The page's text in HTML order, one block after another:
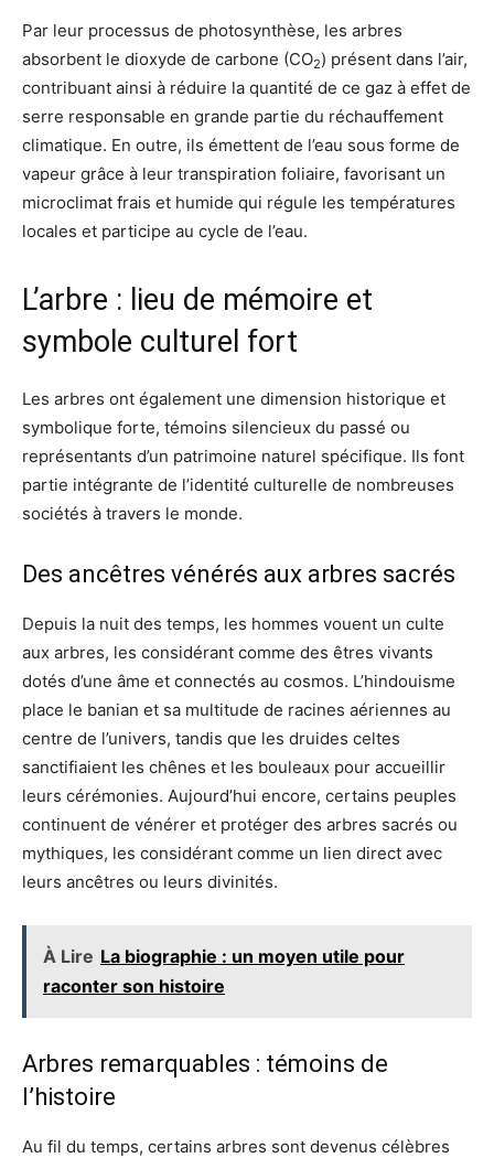
Par leur processus de photosynthèse, les arbres
absorbent le dioxyde de carbone (CO2) présent dans l’air,
contribuant ainsi à réduire la quantité de ce gaz à effet de
serre responsable en grande partie du réchauffement
climatique. En outre, ils émettent de l’eau sous forme de
vapeur grâce à leur transpiration foliaire, favorisant un
microclimat frais et humide qui régule les températures
locales et participe au cycle de l’eau.
L’arbre : lieu de mémoire et
symbole culturel fort
Les arbres ont également une dimension historique et
symbolique forte, témoins silencieux du passé ou
représentants d’un patrimoine naturel spécifique. Ils font
partie intégrante de l’identité culturelle de nombreuses
sociétés à travers le monde.
Des ancêtres vénérés aux arbres sacrés
Depuis la nuit des temps, les hommes vouent un culte
aux arbres, les considérant comme des êtres vivants
dotés d’une âme et connectés au cosmos. L’hindouisme
place le banian et sa multitude de racines aériennes au
centre de l’univers, tandis que les druides celtes
sanctifiaient les chênes et les bouleaux pour accueillir
leurs cérémonies. Aujourd’hui encore, certains peuples
continuent de vénérer et protéger des arbres sacrés ou
mythiques, les considérant comme un lien direct avec
leurs ancêtres ou leurs divinités.
À Lire La biographie : un moyen utile pour
raconter son histoire
Arbres remarquables : témoins de
l’histoire
Au fil du temps, certains arbres sont devenus célèbres